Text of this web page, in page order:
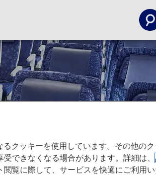
クッキーを使用しています。その他の
できなくなる場合があります。詳細は、
覧に際して、サービスを快適にご利用